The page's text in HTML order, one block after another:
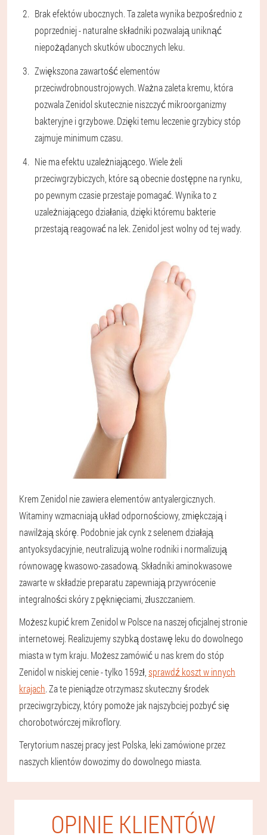
Brak efektów ubocznych. Ta zaleta wynika bezpośrednio z
poprzedniej - naturalne składniki pozwalają uniknąć
niepożądanych skutków ubocznych leku.
Zwiększona zawartość elementów
przeciwdrobnoustrojowych. Ważna zaleta kremu, która
pozwala Zenidol skutecznie niszczyć mikroorganizmy
bakteryjne i grzybowe. Dzięki temu leczenie grzybicy stóp
zajmuje minimum czasu.
Nie ma efektu uzależniającego. Wiele żeli
przeciwgrzybiczych, które są obecnie dostępne na rynku,
po pewnym czasie przestaje pomagać. Wynika to z
uzależniającego działania, dzięki któremu bakterie
przestają reagować na lek. Zenidol jest wolny od tej wady.
Krem Zenidol nie zawiera elementów antyalergicznych.
Witaminy wzmacniają układ odpornościowy, zmiękczają i
nawilżają skórę. Podobnie jak cynk z selenem działają
antyoksydacyjnie, neutralizują wolne rodniki i normalizują
równowagę kwasowo-zasadową. Składniki aminokwasowe
zawarte w składzie preparatu zapewniają przywrócenie
integralności skóry z pęknięciami, złuszczaniem.
Możesz kupić krem Zenidol w Polsce na naszej oficjalnej stronie
internetowej. Realizujemy szybką dostawę leku do dowolnego
miasta w tym kraju. Możesz zamówić u nas krem do stóp
Zenidol w niskiej cenie - tylko 159zł, sprawdź koszt w innych
krajach. Za te pieniądze otrzymasz skuteczny środek
przeciwgrzybiczy, który pomoże jak najszybciej pozbyć się
chorobotwórczej mikroflory.
Terytorium naszej pracy jest Polska, leki zamówione przez
naszych klientów dowozimy do dowolnego miasta.
OPINIE KLIENTÓW